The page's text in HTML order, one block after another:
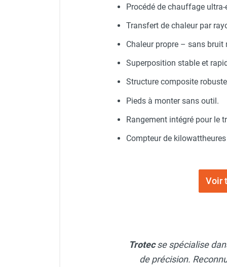
cheminée et réservoir intégré
cheminée à raccorder sur citerne
Chauffage fioul soufflant sans
infrarouge/rayonnant
Chauffage mobile au gaz à
Chauffage mobile au gaz à
Chauffage FARM au fioul
Chauffage mobile au gaz rayonnant
Procédé de chauffage
Transfert de chaleur par
Chaleur propre – sans bruit
Superposition stable et
Structure composite
Pieds à monter sans outil.
Rangement intégré pour le
Compteur de
Voir
Trotecse spécialise
de précision.